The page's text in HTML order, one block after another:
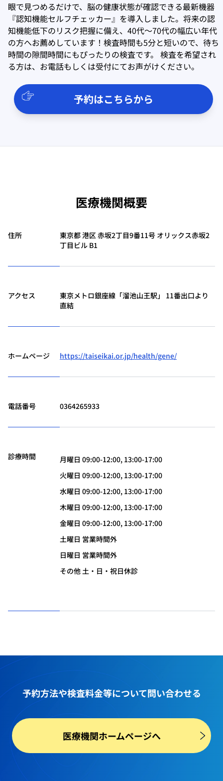
眼で見つめるだけで、脳の健康状態が確認できる最新機器
『認知機能セルフチェッカー』を導入しました。将来の認
知機能低下のリスク把握に備え、40代〜70代の幅広い年代
の方へお薦めしています！検査時間も5分と短いので、待ち
時間の隙間時間にもぴったりの検査です。 検査を希望され
る方は、お電話もしくは受付にてお声がけください。
予約はこちらから
医療機関概要
住所
東京都 港区 赤坂2丁目9番11号 オリックス赤坂2
丁目ビル B1
アクセス
東京メトロ銀座線「溜池山王駅」 11番出口より
直結
ホームページ https://taiseikai.or.jp/health/gene/
電話番号 0364265933
診療時間
月曜日 09:00-12:00, 13:00-17:00
火曜日 09:00-12:00, 13:00-17:00
水曜日 09:00-12:00, 13:00-17:00
木曜日 09:00-12:00, 13:00-17:00
金曜日 09:00-12:00, 13:00-17:00
土曜日 営業時間外
日曜日 営業時間外
その他 土・日・祝日休診
予約方法や検査料金等について問い合わせる
医療機関ホームページへ